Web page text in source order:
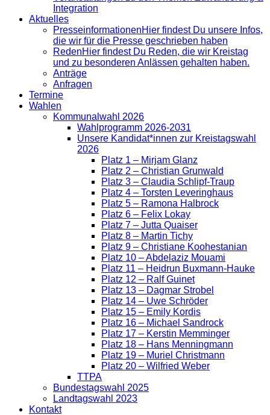
Integration
Aktuelles
Presse­informationenHier findest Du unsere Infos,
die wir für die Presse geschrieben haben
RedenHier findest Du Reden, die wir Kreistag
und zu besonderen Anlässen gehalten haben.
Anträge
Anfragen
Termine
Wahlen
Kommunalwahl 2026
Wahlprogramm 2026-2031
Unsere Kandidat*innen zur Kreistagswahl
2026
Platz 1 – Mirjam Glanz
Platz 2 – Christian Grunwald
Platz 3 – Claudia Schlipf-Traup
Platz 4 – Torsten Leveringhaus
Platz 5 – Ramona Halbrock
Platz 6 – Felix Lokay
Platz 7 – Jutta Quaiser
Platz 8 – Martin Tichy
Platz 9 – Christiane Koohestanian
Platz 10 – Abdelaziz Mouami
Platz 11 – Heidrun Buxmann-Hauke
Platz 12 – Ralf Guinet
Platz 13 – Dagmar Strobel
Platz 14 – Uwe Schröder
Platz 15 – Emily Kordis
Platz 16 – Michael Sandrock
Platz 17 – Kerstin Memminger
Platz 18 – Hans Menningmann
Platz 19 – Muriel Christmann
Platz 20 – Wilfried Weber
TTPA
Bundestagswahl 2025
Landtagswahl 2023
Kontakt